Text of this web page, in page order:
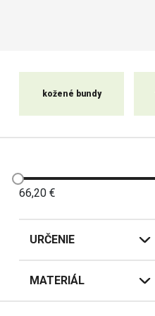
kožené bundy
66,20 €
URČENIE
MATERIÁL